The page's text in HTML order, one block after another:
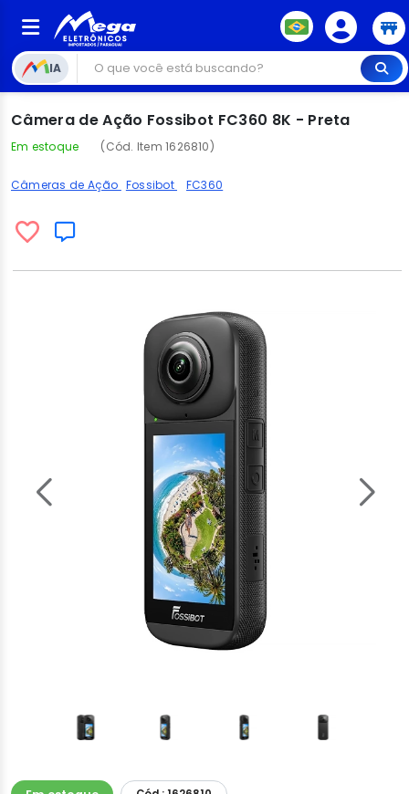
IA
Câmera de Ação Fossibot FC360 8K - Preta
Em estoque (Cód. Item 1626810)
Câmeras de Ação Fossibot FC360